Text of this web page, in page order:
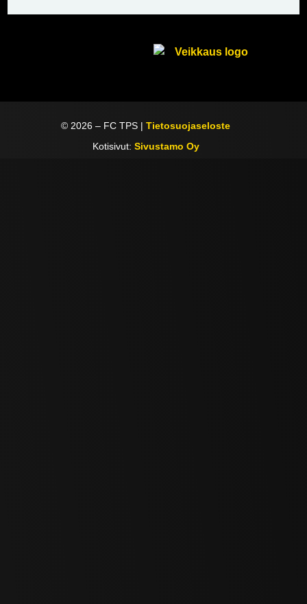
© 2026 – FC TPS |Tietosuojaseloste
Kotisivut: Sivustamo Oy